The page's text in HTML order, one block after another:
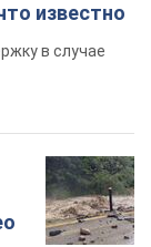
известно
в случае